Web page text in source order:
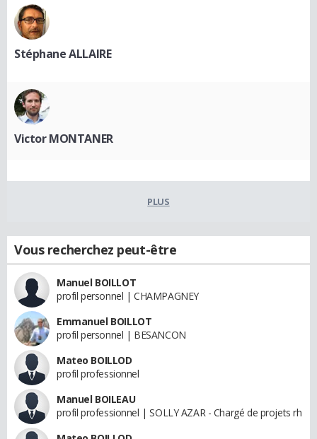
Stéphane ALLAIRE
Victor MONTANER
PLUS
Vous recherchez peut-être
Manuel BOILLOT
profil personnel | CHAMPAGNEY
Emmanuel BOILLOT
profil personnel | BESANCON
Mateo BOILLOD
profil professionnel
Manuel BOILEAU
profil professionnel | SOLLY AZAR - Chargé de projets rh